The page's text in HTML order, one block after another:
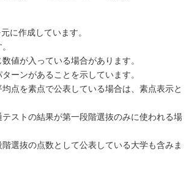
に作成しています。
値が入っている場合があります。
ーンがあることを示しています。
点を素点で公表している場合は、素点表示と
ストの結果が第一段階選抜のみに使われる場
選抜の点数として公表している大学も含みま